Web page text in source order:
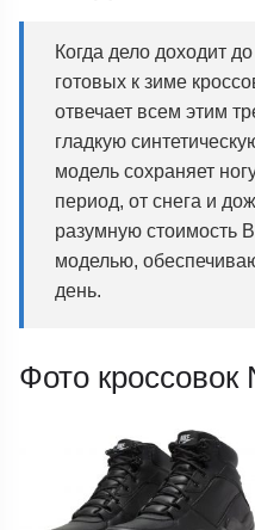
Когда дело доходит
готовых к зиме
отвечает всем этим
гладкую
модель сохраняет
период, от снега и
разумную стоимость
моделью,
день.
Фото